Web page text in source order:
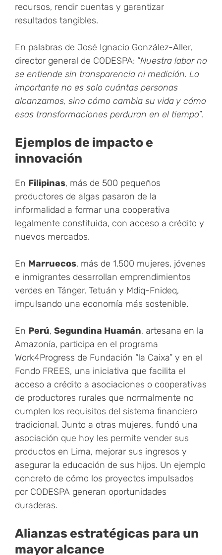
recursos, rendir cuentas y garantizar
resultados tangibles.
En palabras de José Ignacio González-Aller,
director general de CODESPA: “Nuestra labor no
se entiende sin transparencia ni medición. Lo
importante no es solo cuántas personas
alcanzamos, sino cómo cambia su vida y cómo
esas transformaciones perduran en el tiempo”.
Ejemplos de impacto e
innovación
En Filipinas, más de 500 pequeños
productores de algas pasaron de la
informalidad a formar una cooperativa
legalmente constituida, con acceso a crédito y
nuevos mercados.
En Marruecos, más de 1.500 mujeres, jóvenes
e inmigrantes desarrollan emprendimientos
verdes en Tánger, Tetuán y Mdiq-Fnideq,
impulsando una economía más sostenible.
En Perú, Segundina Huamán, artesana en la
Amazonía, participa en el programa
Work4Progress de Fundación “la Caixa” y en el
Fondo FREES, una iniciativa que facilita el
acceso a crédito a asociaciones o cooperativas
de productores rurales que normalmente no
cumplen los requisitos del sistema financiero
tradicional. Junto a otras mujeres, fundó una
asociación que hoy les permite vender sus
productos en Lima, mejorar sus ingresos y
asegurar la educación de sus hijos. Un ejemplo
concreto de cómo los proyectos impulsados
por CODESPA generan oportunidades
duraderas.
Alianzas estratégicas para un
mayor alcance